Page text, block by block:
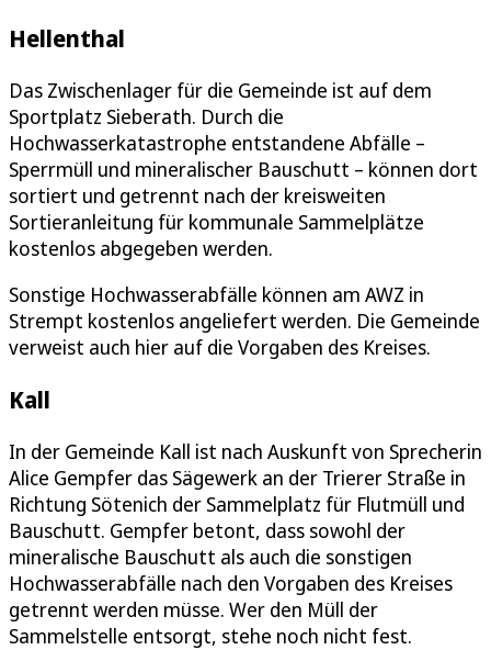
Hellenthal
Das Zwischenlager für die Gemeinde ist auf dem
Sportplatz Sieberath. Durch die
Hochwasserkatastrophe entstandene Abfälle –
Sperrmüll und mineralischer Bauschutt – können dort
sortiert und getrennt nach der kreisweiten
Sortieranleitung für kommunale Sammelplätze
kostenlos abgegeben werden.
Sonstige Hochwasserabfälle können am AWZ in
Strempt kostenlos angeliefert werden. Die Gemeinde
verweist auch hier auf die Vorgaben des Kreises.
Kall
In der Gemeinde Kall ist nach Auskunft von Sprecherin
Alice Gempfer das Sägewerk an der Trierer Straße in
Richtung Sötenich der Sammelplatz für Flutmüll und
Bauschutt. Gempfer betont, dass sowohl der
mineralische Bauschutt als auch die sonstigen
Hochwasserabfälle nach den Vorgaben des Kreises
getrennt werden müsse. Wer den Müll der
Sammelstelle entsorgt, stehe noch nicht fest.